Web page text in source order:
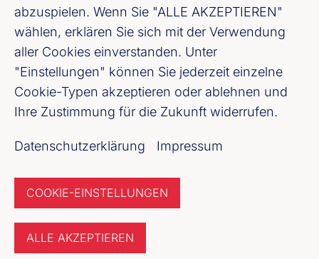
abzuspielen. Wenn Sie "ALLE AKZEPTIEREN"
wählen, erklären Sie sich mit der Verwendung
aller Cookies einverstanden. Unter
"Einstellungen" können Sie jederzeit einzelne
Cookie-Typen akzeptieren oder ablehnen und
Ihre Zustimmung für die Zukunft widerrufen.
Datenschutzerklärung Impressum
COOKIE-EINSTELLUNGEN
ALLE AKZEPTIEREN
Cookie-Einstellungen
Datenschutz
Unser Newsletter Angebot